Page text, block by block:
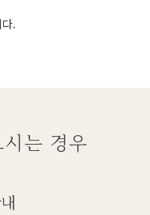
.
는 경우